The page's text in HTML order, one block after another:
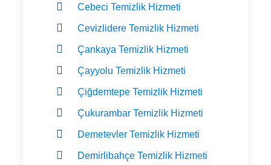
Cebeci Temizlik Hizmeti
Cevizlidere Temizlik Hizmeti
Çankaya Temizlik Hizmeti
Çayyolu Temizlik Hizmeti
Çiğdemtepe Temizlik Hizmeti
Çukurambar Temizlik Hizmeti
Demetevler Temizlik Hizmeti
Demirlibahçe Temizlik Hizmeti